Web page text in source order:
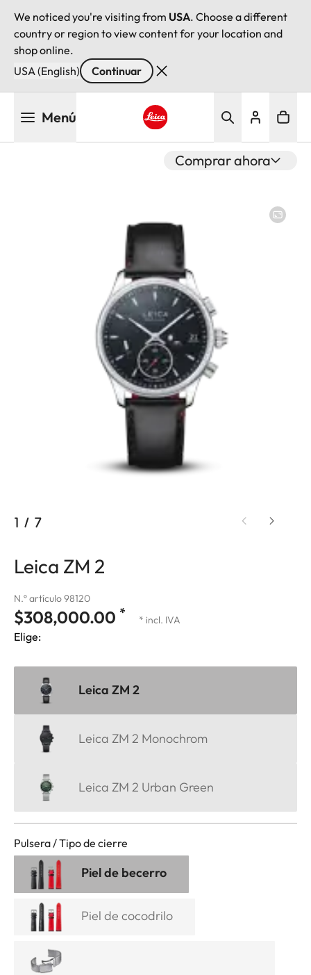
We noticed you're visiting from USA. Choose a different
country or region to view content for your location and
shop online.
USA (English)
Continuar
Menú
Comprar ahora
1 / 7
Leica ZM 2
N.º artículo 98120
$308,000.00 * * incl. IVA
Elige:
Leica ZM 2
Leica ZM 2 Monochrom
Leica ZM 2 Urban Green
Pulsera / Tipo de cierre
Piel de becerro
Piel de cocodrilo